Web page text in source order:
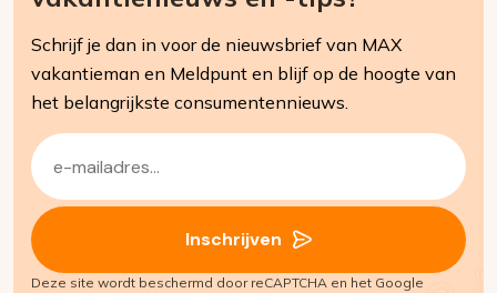
Schrijf je dan in voor de nieuwsbrief van MAX
vakantieman en Meldpunt en blijf op de hoogte van
het belangrijkste consumentennieuws.
E-
mailadres
(Vereist)
Inschrijven
Deze site wordt beschermd door reCAPTCHA en het Google